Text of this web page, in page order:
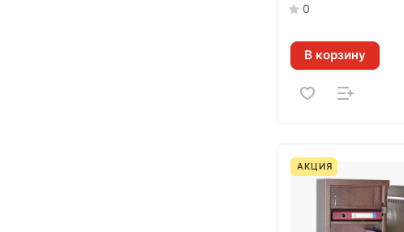
0
В корзину
АКЦИЯ